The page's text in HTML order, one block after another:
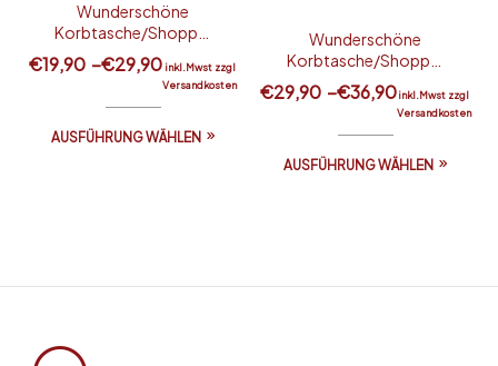
Wunderschöne
Korbtasche/Shopper
🌴
€19,90 –€29,90 inkl.Mwst zzgl
Versandkosten
AUSFÜHRUNG WÄHLEN
Wunderschöne
Korbtasche/Shopper
🌴 Mallorca
€29,90 –€36,90 inkl.Mwst zzgl
Versandkosten
AUSFÜHRUNG WÄHLEN